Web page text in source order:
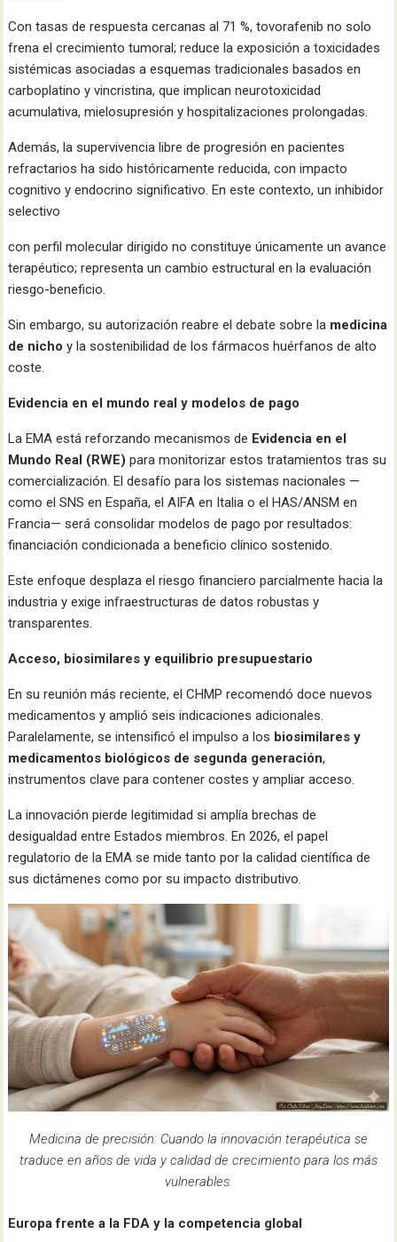
Con tasas de respuesta cercanas al 71 %, tovorafenib no solo
frena el crecimiento tumoral; reduce la exposición a toxicidades
sistémicas asociadas a esquemas tradicionales basados en
carboplatino y vincristina, que implican neurotoxicidad
acumulativa, mielosupresión y hospitalizaciones prolongadas.
Además, la supervivencia libre de progresión en pacientes
refractarios ha sido históricamente reducida, con impacto
cognitivo y endocrino significativo. En este contexto, un inhibidor
selectivo
con perfil molecular dirigido no constituye únicamente un avance
terapéutico; representa un cambio estructural en la evaluación
riesgo-beneficio.
Sin embargo, su autorización reabre el debate sobre la medicina
de nicho y la sostenibilidad de los fármacos huérfanos de alto
coste.
Evidencia en el mundo real y modelos de pago
La EMA está reforzando mecanismos de Evidencia en el
Mundo Real (RWE) para monitorizar estos tratamientos tras su
comercialización. El desafío para los sistemas nacionales —
como el SNS en España, el AIFA en Italia o el HAS/ANSM en
Francia— será consolidar modelos de pago por resultados:
financiación condicionada a beneficio clínico sostenido.
Este enfoque desplaza el riesgo financiero parcialmente hacia la
industria y exige infraestructuras de datos robustas y
transparentes.
Acceso, biosimilares y equilibrio presupuestario
En su reunión más reciente, el CHMP recomendó doce nuevos
medicamentos y amplió seis indicaciones adicionales.
Paralelamente, se intensificó el impulso a los biosimilares y
medicamentos biológicos de segunda generación,
instrumentos clave para contener costes y ampliar acceso.
La innovación pierde legitimidad si amplía brechas de
desigualdad entre Estados miembros. En 2026, el papel
regulatorio de la EMA se mide tanto por la calidad científica de
sus dictámenes como por su impacto distributivo.
Medicina de precisión: Cuando la innovación terapéutica se
traduce en años de vida y calidad de crecimiento para los más
vulnerables.
Europa frente a la FDA y la competencia global